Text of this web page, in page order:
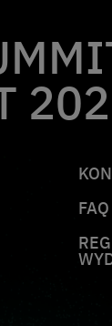
FAQ